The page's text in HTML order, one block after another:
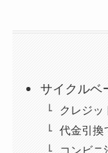
サイクルベ
クレジッ
代⾦引換
コンビニ